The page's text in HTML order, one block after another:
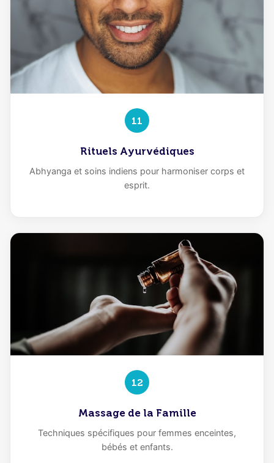
11
Rituels Ayurvédiques
Abhyanga et soins indiens pour harmoniser corps et
esprit.
12
Massage de la Famille
Techniques spécifiques pour femmes enceintes,
bébés et enfants.